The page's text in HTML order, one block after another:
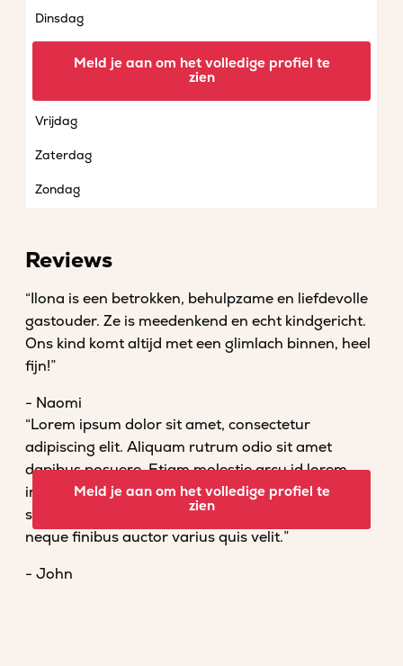
Dinsdag
Vrijdag
Zaterdag
Zondag
Meld je aan om het volledige profiel te
zien
Reviews
“Ilona is een betrokken, behulpzame en liefdevolle
gastouder. Ze is meedenkend en echt kindgericht.
Ons kind komt altijd met een glimlach binnen, heel
fijn!”
- Naomi
“Lorem ipsum dolor sit amet, consectetur
adipiscing elit. Aliquam rutrum odio sit amet
dapibus posuere. Etiam molestie arcu id lorem
imperdiet convallis. Fusce venenatis nisl nec dolor
scelerisque tempor. Vestibulum et magna vel
neque finibus auctor varius quis velit.”
- John
Meld je aan om het volledige profiel te
zien